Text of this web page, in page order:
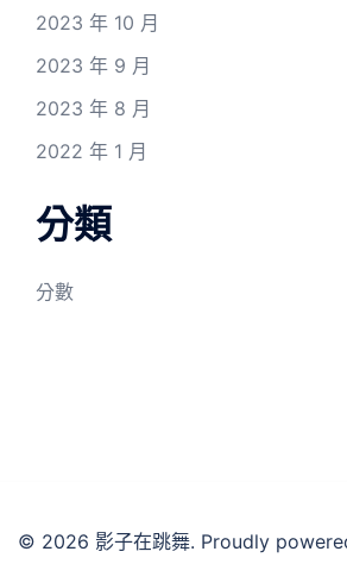
2023 年 10 月
2023 年 9 月
2023 年 8 月
2022 年 1 月
分類
分數
© 2026 影子在跳舞. Proudly